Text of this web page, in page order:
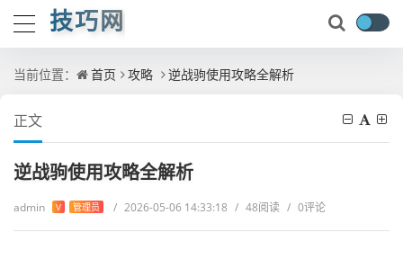
技巧网
当前位置： 首页 攻略 逆战驹使用攻略全解析
正文
逆战驹使用攻略全解析
admin V 管理员 / 2026-05-06 14:33:18 / 48阅读 / 0评论